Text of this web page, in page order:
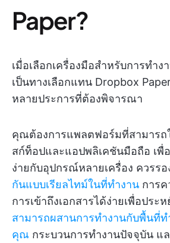
Paper?
เมื่อเลือกเครื่องมือสำหรับการทำง
เป็นทางเลือกแทน Dropbox
หลายประการที่ต้องพิจารณา
คุณต้องการแพลตฟอร์มที่สามารถ
สก์ท็อปและแอปพลิเคชันมือถือ เพื่
ง่ายกับอุปกรณ์หลายเครื่อง ควรรอ
กันแบบเรียลไทม์ในที่ทำงาน การ
การเข้าถึงเอกสารได้ง่ายเพื่อประห
สามารถผสานการทำงานกับพื้นที่
คุณ กระบวนการทำงานปัจจุบัน แ